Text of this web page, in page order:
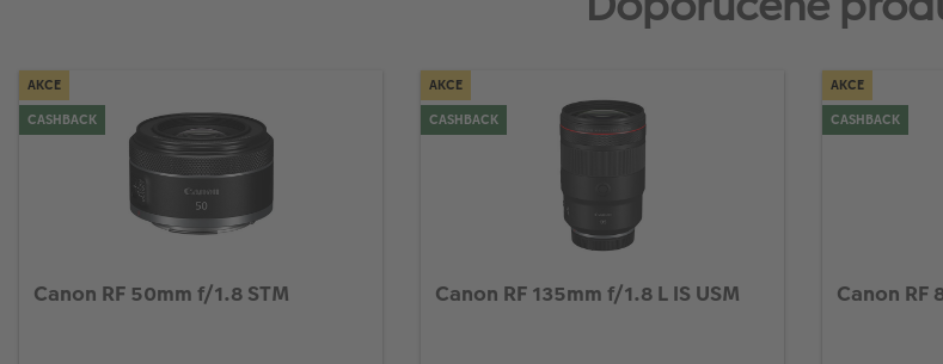
AKCE
CASHBACK
Canon RF 50mm f/1.8 STM
AKCE
CASHBACK
Canon RF 135mm f/1.8 L IS USM
AKCE
CASHBACK
Canon RF